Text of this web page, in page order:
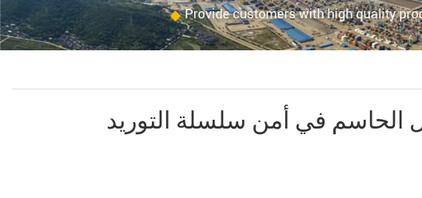
الحاسم في أمن سلسلة التوريد